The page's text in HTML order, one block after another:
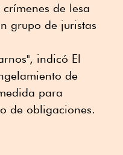
de lesa
grupo de juristas
indicó El
de
para
de obligaciones.